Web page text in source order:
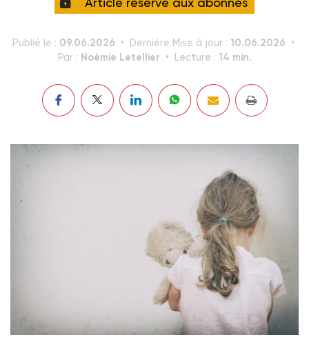
Publié le : 09.06.2026 Dernière Mise à jour : 10.06.2026
Par : Noémie Letellier Lecture : 14 min.